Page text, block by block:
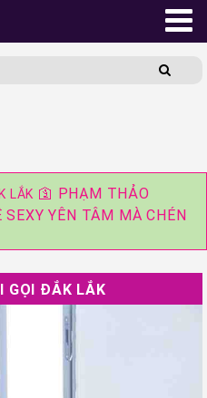
LẮK 🛐 PHẠM THẢO
YÊN TÂM MÀ CHÉN
GỌI ĐẮK LẮK